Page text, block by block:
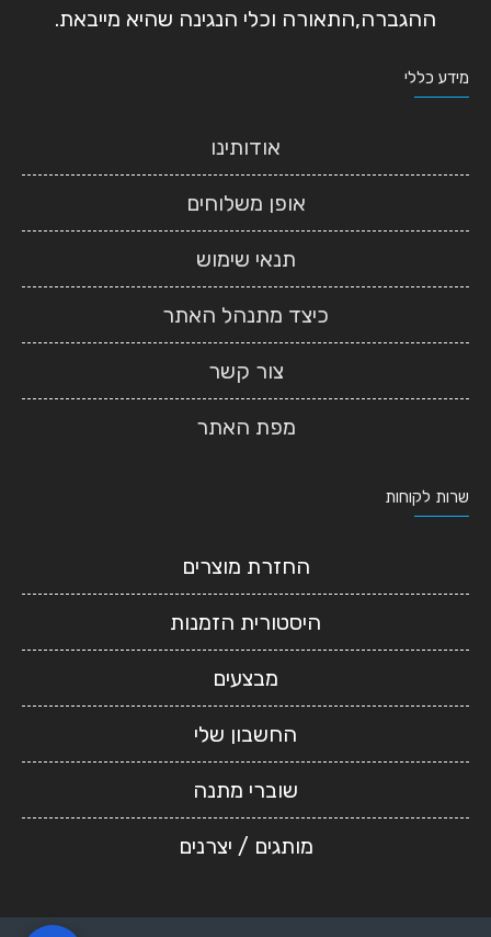
ההגברה,התאורה וכלי הנגינה שהיא מייבאת.
מידע כללי
אודותינו
אופן משלוחים
תנאי שימוש
כיצד מתנהל האתר
צור קשר
מפת האתר
שרות לקוחות
החזרת מוצרים
היסטורית הזמנות
מבצעים
החשבון שלי
שוברי מתנה
מותגים / יצרנים